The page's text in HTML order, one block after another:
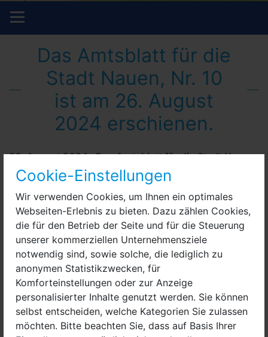
Cookie-Einstellungen
Wir verwenden Cookies, um Ihnen ein optimales
Webseiten-Erlebnis zu bieten. Dazu zählen Cookies,
die für den Betrieb der Seite und für die Steuerung
unserer kommerziellen Unternehmensziele
notwendig sind, sowie solche, die lediglich zu
anonymen Statistikzwecken, für
Komforteinstellungen oder zur Anzeige
personalisierter Inhalte genutzt werden. Sie können
selbst entscheiden, welche Kategorien Sie zulassen
möchten. Bitte beachten Sie, dass auf Basis Ihrer
Das Amtsblatt für die
Stadt Nauen, Nr. 10
ist am 26. August
2024 erschienen.
26. August 2024 :Das Amtsblatt für die Stadt Nauen,
Nr. 10 ist am 26. August 2024 erschienen.